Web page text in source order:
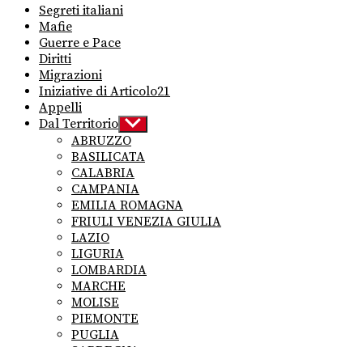
Segreti italiani
Mafie
Guerre e Pace
Diritti
Migrazioni
Iniziative di Articolo21
Appelli
Dal Territorio Show
sub
menu
ABRUZZO
BASILICATA
CALABRIA
CAMPANIA
EMILIA ROMAGNA
FRIULI VENEZIA GIULIA
LAZIO
LIGURIA
LOMBARDIA
MARCHE
MOLISE
PIEMONTE
PUGLIA